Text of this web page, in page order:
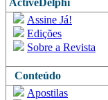
ActiveDelphi
Assine Já!
Edições
Sobre a Revista
Conteúdo
Apostilas